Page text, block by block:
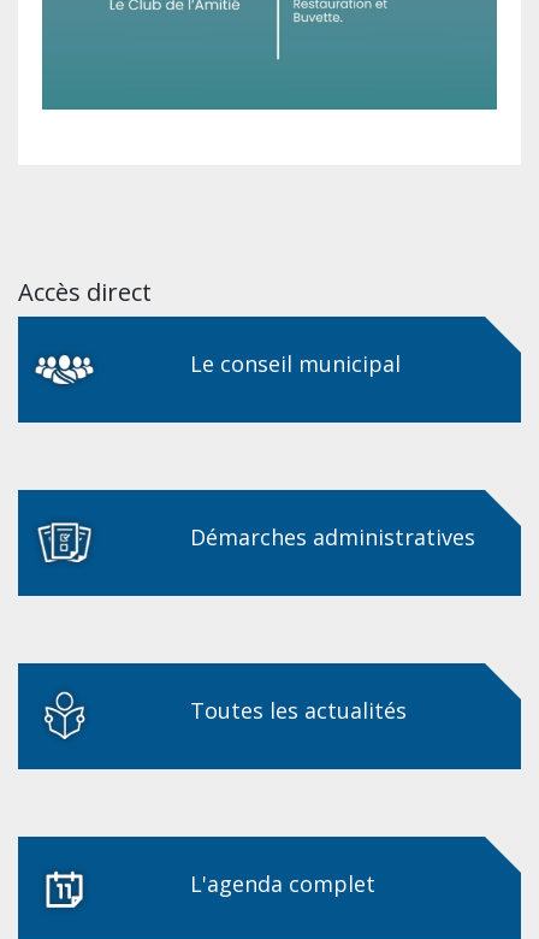
Accès direct
Le conseil municipal
Démarches administratives
Toutes les actualités
L'agenda complet